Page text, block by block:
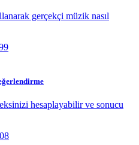
gerçekçi müzik nasıl
hesaplayabilir ve sonucu